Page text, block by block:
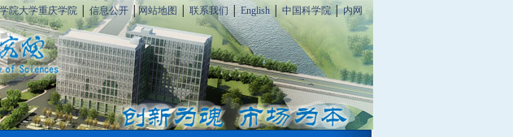
院大学重庆学院 信息公开 │网站地图 联系我们│ English│ 中国科学院 │内网